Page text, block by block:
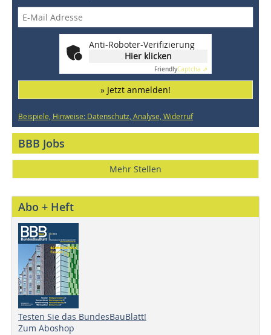
Anti-Roboter-Verifizierung
Hier klicken
FriendlyCaptcha ⇗
» Jetzt anmelden!
Beispiele, Hinweise: Datenschutz, Analyse, Widerruf
BBB Jobs
Mehr Stellen
Abo + Heft
Testen Sie das BundesBauBlatt!
Zum Aboshop